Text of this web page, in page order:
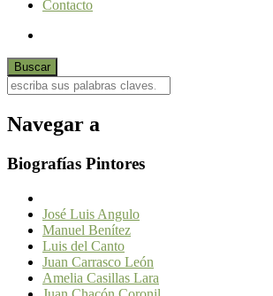
Contacto
Navegar a
Biografías Pintores
José Luis Angulo
Manuel Benítez
Luis del Canto
Juan Carrasco León
Amelia Casillas Lara